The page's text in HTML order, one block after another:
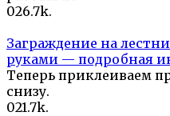
026.7k.
Заграждение на
руками — подробная
Теперь приклеиваем
снизу.
021.7k.